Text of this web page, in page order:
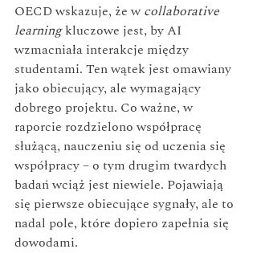
OECD wskazuje, że w collaborative
learning kluczowe jest, by AI
wzmacniała interakcje między
studentami. Ten wątek jest omawiany
jako obiecujący, ale wymagający
dobrego projektu. Co ważne, w
raporcie rozdzielono współpracę
służącą, nauczeniu się od uczenia się
współpracy – o tym drugim twardych
badań wciąż jest niewiele. Pojawiają
się pierwsze obiecujące sygnały, ale to
nadal pole, które dopiero zapełnia się
dowodami.